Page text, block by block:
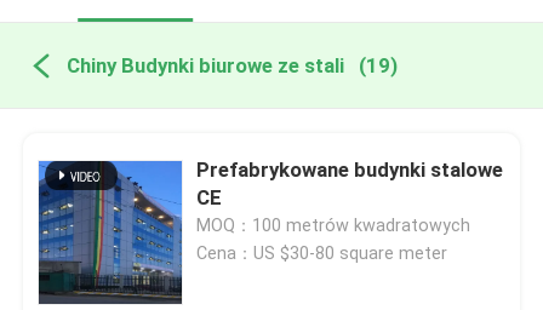
Chiny Budynki biurowe ze stali (19)
Prefabrykowane budynki stalowe
CE
MOQ：100 metrów kwadratowych
Cena：US $30-80 square meter